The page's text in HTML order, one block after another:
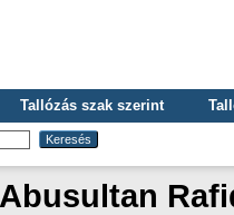
Tallózás szak szerint
Abusultan